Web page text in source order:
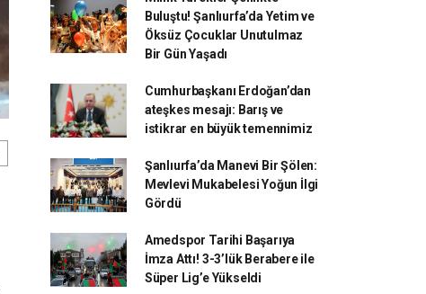
Buluştu! Şanlıurfa’da Yetim ve
Öksüz Çocuklar Unutulmaz
Bir Gün Yaşadı
Cumhurbaşkanı Erdoğan’dan
ateşkes mesajı: Barış ve
istikrar en büyük temennimiz
Şanlıurfa’da Manevi Bir Şölen:
Mevlevi Mukabelesi Yoğun İlgi
Gördü
Amedspor Tarihi Başarıya
İmza Attı! 3-3’lük Berabere ile
Süper Lig’e Yükseldi